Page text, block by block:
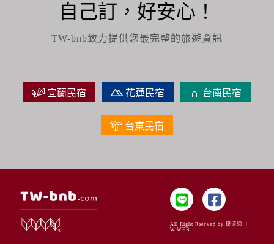
自己訂，好安心！
TW-bnb致力提供您最完整的旅遊資訊
宜蘭民宿 花蓮民宿 台南民宿
台東民宿
All Right Rserved by 優速網 ｜
W.WEB